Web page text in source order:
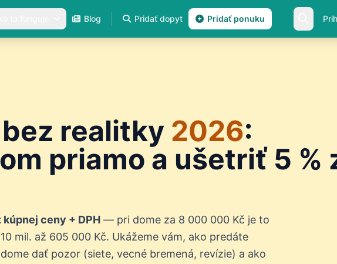
Blog Pridať dopyt Pridať ponuku
realitky 2026:
priamo a ušetriť 5 %
kúpnej ceny + DPH — pri dome za 8 000 000 Kč je to
mil. až 605 000 Kč. Ukážeme vám, ako predáte
dať pozor (siete, vecné bremená, revízie) a ako